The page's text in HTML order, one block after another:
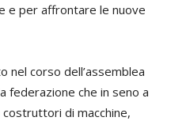
e per affrontare le nuove
nel corso dell’assemblea
federazione che in seno a
di macchine,